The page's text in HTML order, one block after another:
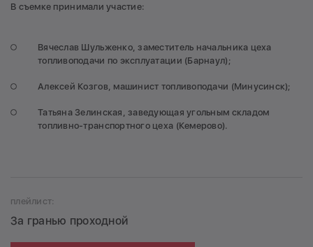
В съемке принимали участие:
Вячеслав Шульженко, заместитель начальника цеха
топливоподачи по эксплуатации (Барнаул);
Алексей Козгов, машинист топливоподачи (Минусинск);
Татьяна Зелинская, заведующая угольным складом
топливно-транспортного цеха (Кемерово).
плейлист:
За гранью проходной